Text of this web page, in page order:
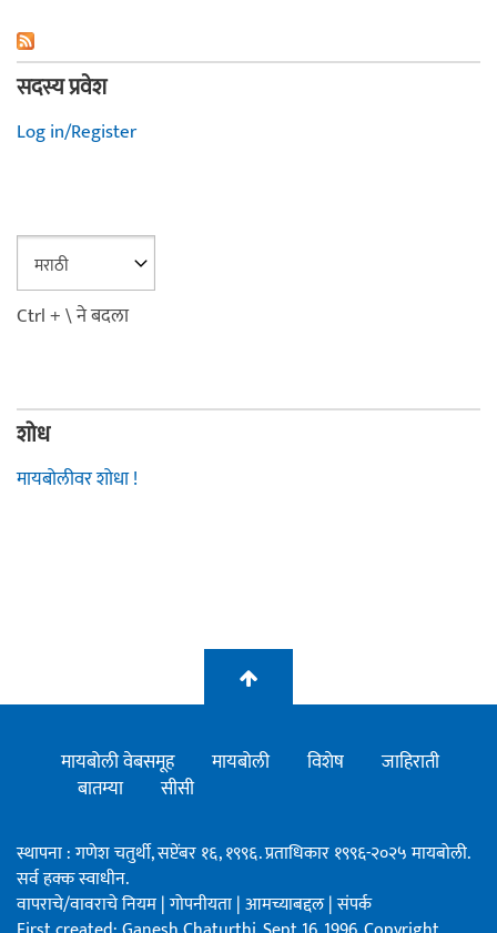
सदस्य प्रवेश
Log in/Register
Ctrl + \ ने बदला
शोध
मायबोलीवर शोधा !
मायबोली वेबसमूह मायबोली विशेष
जाहिराती
बातम्या
सीसी
स्थापना : गणेश चतुर्थी, सप्टेंबर १६, १९९६. प्रताधिकार १९९६-२०२५ मायबोली.
सर्व हक्क स्वाधीन.
वापराचे/वावराचे नियम|गोपनीयता|आमच्याबद्दल|संपर्क